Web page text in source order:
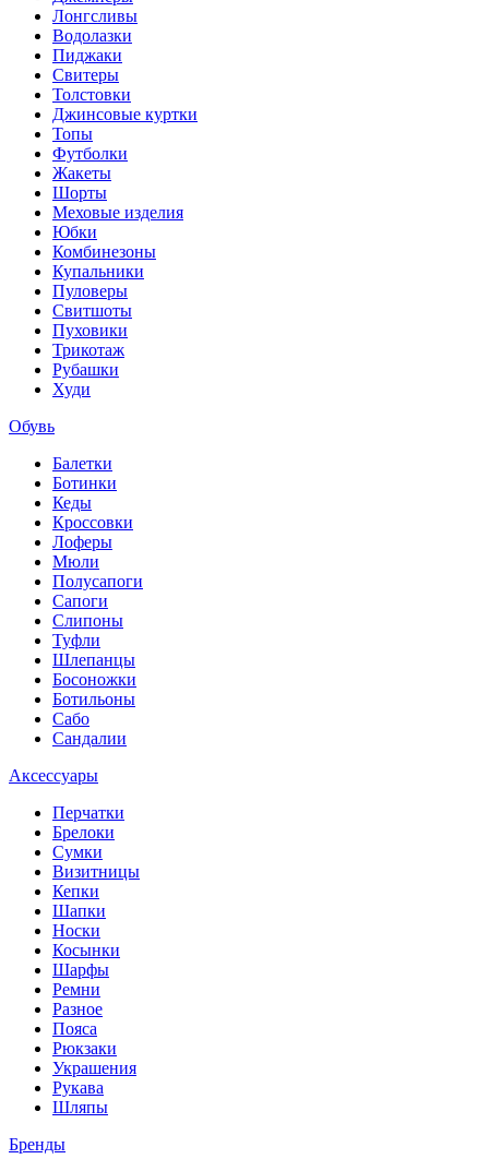
Лонгсливы
Водолазки
Пиджаки
Свитеры
Толстовки
Джинсовые куртки
Топы
Футболки
Жакеты
Шорты
Меховые изделия
Юбки
Комбинезоны
Купальники
Пуловеры
Свитшоты
Пуховики
Трикотаж
Рубашки
Худи
Обувь
Балетки
Ботинки
Кеды
Кроссовки
Лоферы
Мюли
Полусапоги
Сапоги
Слипоны
Туфли
Шлепанцы
Босоножки
Ботильоны
Сабо
Сандалии
Аксессуары
Перчатки
Брелоки
Сумки
Визитницы
Кепки
Шапки
Носки
Косынки
Шарфы
Ремни
Разное
Пояса
Рюкзаки
Украшения
Рукава
Шляпы
Бренды